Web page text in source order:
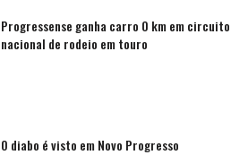
Progressense ganha carro 0 km em circuito
nacional de rodeio em touro
O diabo é visto em Novo Progresso